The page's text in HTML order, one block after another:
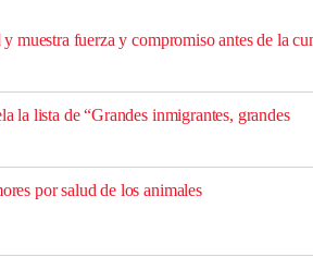
muestra fuerza y compromiso antes de la
la lista de “Grandes inmigrantes, grandes
por salud de los animales